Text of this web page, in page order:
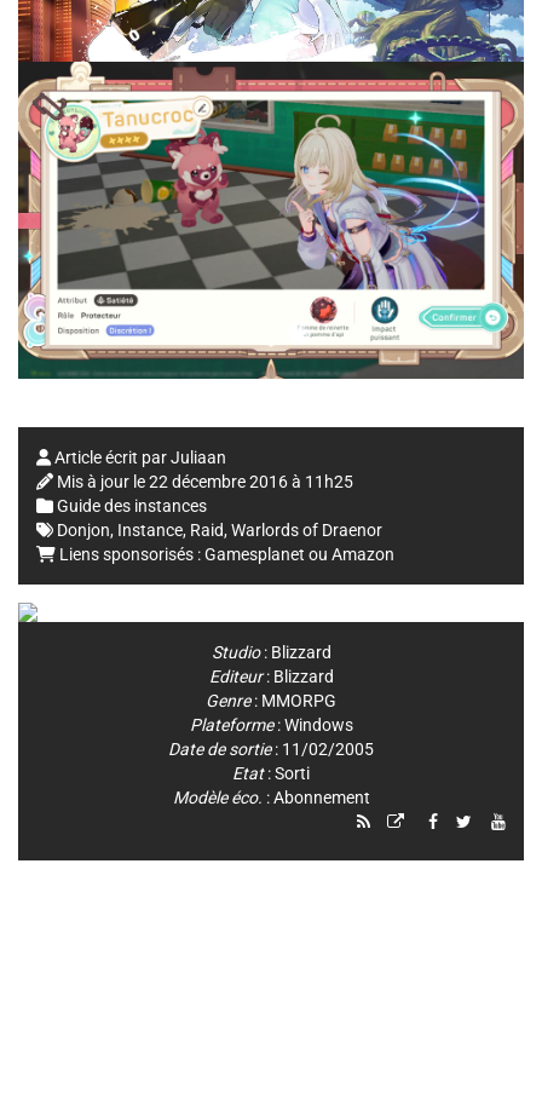
Article écrit parJuliaan
Mis à jour le22 décembre 2016 à 11h25
Guide des instances
Donjon, Instance, Raid, Warlords of Draenor
Liens sponsorisés :Gamesplanet ou Amazon
Studio: Blizzard
Editeur: Blizzard
Genre: MMORPG
Plateforme:Windows
Date de sortie: 11/02/2005
Etat: Sorti
Modèle éco. : Abonnement